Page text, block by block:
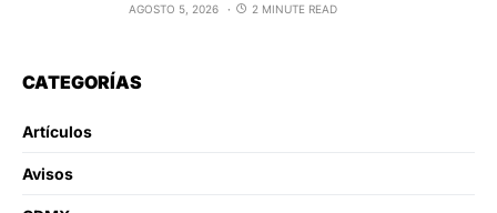
AGOSTO 5, 2026 2 MINUTE READ
CATEGORÍAS
Artículos
Avisos